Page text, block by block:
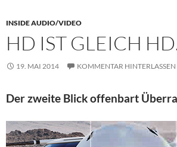
INSIDE AUDIO/VIDEO
HD IST GLEICH
19. MAI 2014 KOMMENTAR HINTERLASSEN
Der zweite Blick offenbart